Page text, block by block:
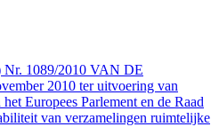
1089/2010 VAN DE
2010 ter uitvoering van
Europees Parlement en de Raad
van verzamelingen ruimtelijke